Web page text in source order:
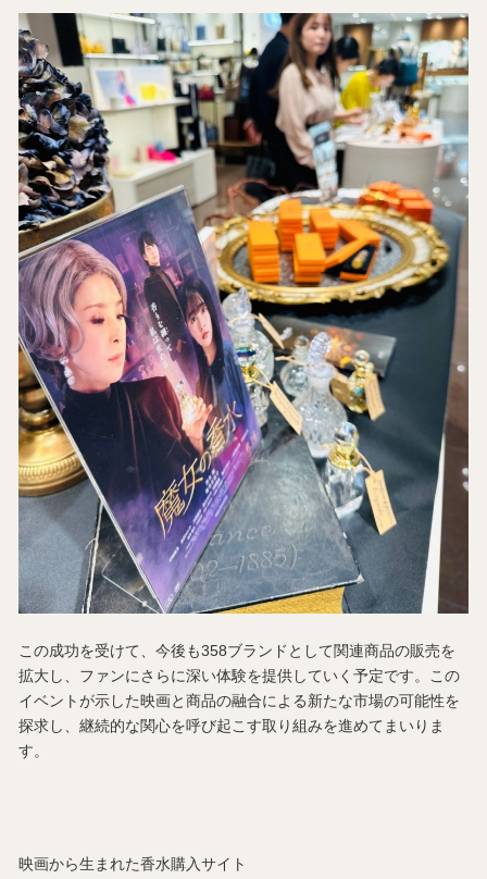
この成功を受けて、今後も358ブランドとして関連商品の販売を
拡大し、ファンにさらに深い体験を提供していく予定です。この
イベントが示した映画と商品の融合による新たな市場の可能性を
探求し、継続的な関心を呼び起こす取り組みを進めてまいりま
す。
映画から生まれた香水購入サイト